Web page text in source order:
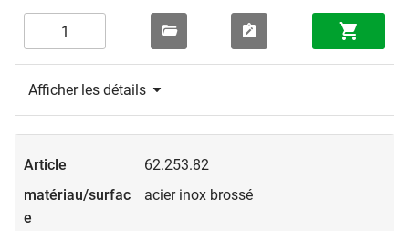
Afficher les détails
62.253.82
acier inox brossé